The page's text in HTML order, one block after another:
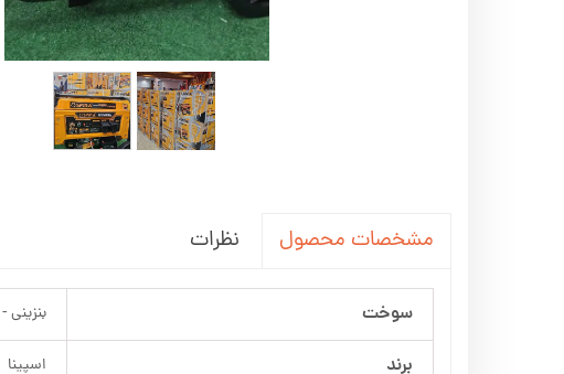
اینورتر جوش
کارواش
اینورتر جوش
مشخصات محصول نظرات
سوخت بنزینی - LPG - گازشهری
برند اسپینا